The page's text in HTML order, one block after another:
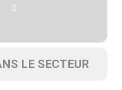
LE SECTEUR